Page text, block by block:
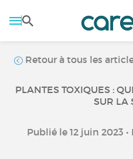
Retour à tous les
PLANTES TOXIQUES :
SUR LA
Publié le 12 juin 2023 •